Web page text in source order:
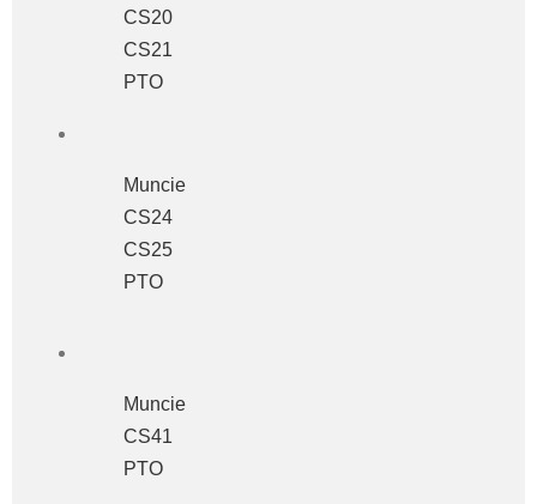
CS20
CS21
PTO
Muncie
CS24
CS25
PTO
Muncie
CS41
PTO